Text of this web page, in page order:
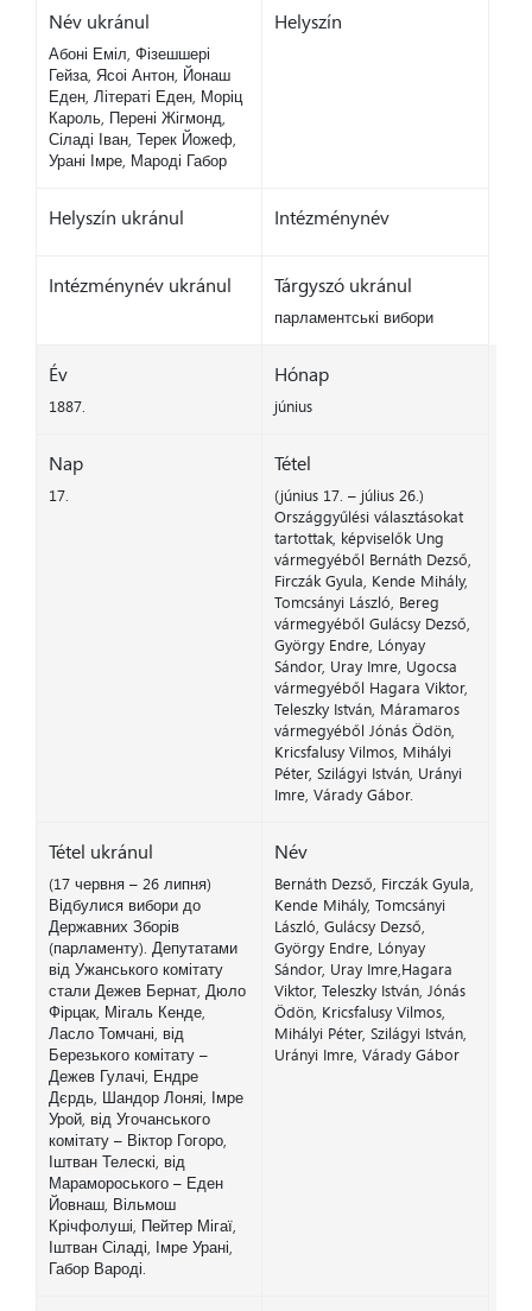
Név ukránul
Абоні Еміл, Фізешшері
Гейза, Ясоі Антон, Йонаш
Еден, Літераті Еден, Моріц
Кароль, Перені Жігмонд,
Сіладі Іван, Терек Йожеф,
Урані Імре, Мароді Габор
Helyszín
Helyszín ukránul Intézménynév
Intézménynév ukránul Tárgyszó ukránul
парламентські вибори
Év
1887.
Hónap
június
Nap
17.
Tétel
(június 17. – július 26.)
Országgyűlési választásokat
tartottak, képviselők Ung
vármegyéből Bernáth Dezső,
Firczák Gyula, Kende Mihály,
Tomcsányi László, Bereg
vármegyéből Gulácsy Dezső,
György Endre, Lónyay
Sándor, Uray Imre, Ugocsa
vármegyéből Hagara Viktor,
Teleszky István, Máramaros
vármegyéből Jónás Ödön,
Kricsfalusy Vilmos, Mihályi
Péter, Szilágyi István, Urányi
Imre, Várady Gábor.
Tétel ukránul
(17 червня – 26 липня)
Відбулися вибори до
Державних Зборів
(парламенту). Депутатами
від Ужанського комітату
стали Дежев Бернат, Дюло
Фірцак, Мігаль Кенде,
Ласло Томчані, від
Березького комітату –
Дежев Гулачі, Ендре
Дєрдь, Шандор Лоняі, Імре
Урой, від Угочанського
комітату – Віктор Гогоро,
Іштван Телескі, від
Марамороського – Еден
Йовнаш, Вільмош
Крічфолуші, Пейтер Мігаї,
Іштван Сіладі, Імре Урані,
Габор Вароді.
Név
Bernáth Dezső, Firczák Gyula,
Kende Mihály, Tomcsányi
László, Gulácsy Dezső,
György Endre, Lónyay
Sándor, Uray Imre,Hagara
Viktor, Teleszky István, Jónás
Ödön, Kricsfalusy Vilmos,
Mihályi Péter, Szilágyi István,
Urányi Imre, Várady Gábor